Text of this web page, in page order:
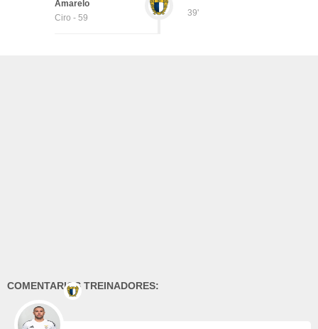
39'
Amarelo
Ciro - 59
COMENTARIOS TREINADORES: